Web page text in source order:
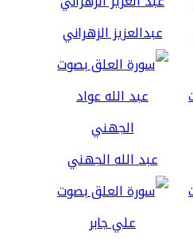
عبدالعزيز الزهراني
عبد الله الجهني